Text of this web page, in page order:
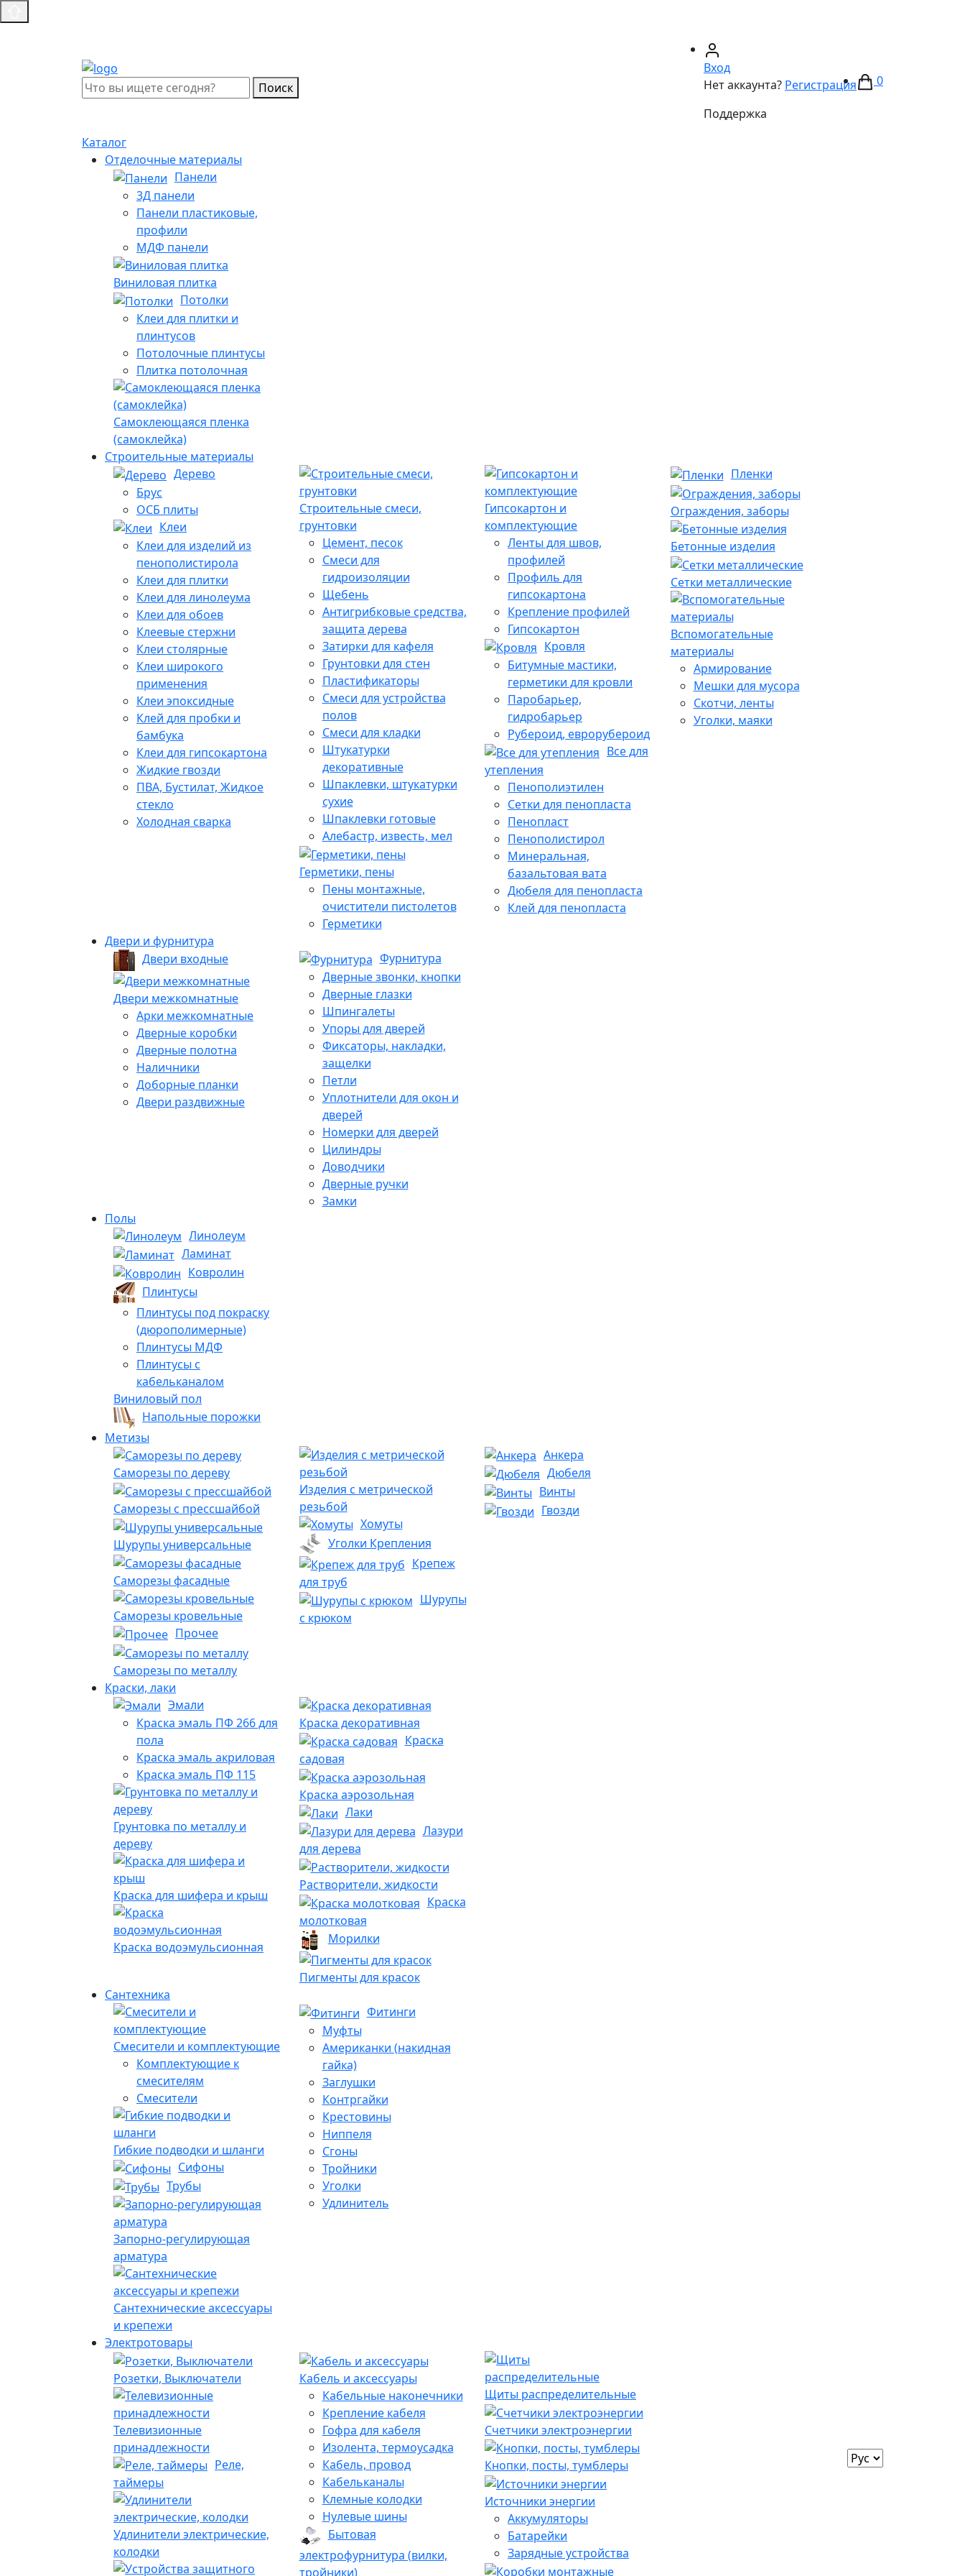
Поиск
Вход
Нет аккаунта? Регистрация
Поддержка
0
Каталог
Отделочные материалы
Панели
3Д панели
Панели пластиковые,
профили
МДФ панели
Виниловая плитка
Потолки
Клеи для плитки и
плинтусов
Потолочные плинтусы
Плитка потолочная
Самоклеющаяся пленка
(самоклейка)
Строительные материалы
Дерево
Брус
ОСБ плиты
Клеи
Клеи для изделий из
пенополистирола
Клеи для плитки
Клеи для линолеума
Клеи для обоев
Клеевые стержни
Клеи столярные
Клеи широкого
применения
Клеи эпоксидные
Клей для пробки и
бамбука
Клеи для гипсокартона
Жидкие гвозди
ПВА, Бустилат, Жидкое
стекло
Холодная сварка
Строительные смеси,
грунтовки
Цемент, песок
Смеси для
гидроизоляции
Щебень
Антигрибковые средства,
защита дерева
Затирки для кафеля
Грунтовки для стен
Пластификаторы
Смеси для устройства
полов
Смеси для кладки
Штукатурки
декоративные
Шпаклевки, штукатурки
сухие
Шпаклевки готовые
Алебастр, известь, мел
Герметики, пены
Пены монтажные,
очистители пистолетов
Герметики
Гипсокартон и
комплектующие
Ленты для швов,
профилей
Профиль для
гипсокартона
Крепление профилей
Гипсокартон
Кровля
Битумные мастики,
герметики для кровли
Паробарьер,
гидробарьер
Рубероид, еврорубероид
Все для
утепления
Пенополиэтилен
Сетки для пенопласта
Пенопласт
Пенополистирол
Минеральная,
базальтовая вата
Дюбеля для пенопласта
Клей для пенопласта
Пленки
Ограждения, заборы
Бетонные изделия
Сетки металлические
Вспомогательные
материалы
Армирование
Мешки для мусора
Скотчи, ленты
Уголки, маяки
Двери и фурнитура
Двери входные
Двери межкомнатные
Арки межкомнатные
Дверные коробки
Дверные полотна
Наличники
Доборные планки
Двери раздвижные
Фурнитура
Дверные звонки, кнопки
Дверные глазки
Шпингалеты
Упоры для дверей
Фиксаторы, накладки,
защелки
Петли
Уплотнители для окон и
дверей
Номерки для дверей
Цилиндры
Доводчики
Дверные ручки
Замки
Полы
Линолеум
Ламинат
Ковролин
Плинтусы
Плинтусы под покраску
(дюрополимерные)
Плинтусы МДФ
Плинтусы с
кабельканалом
Виниловый пол
Напольные порожки
Метизы
Саморезы по дереву
Саморезы с прессшайбой
Шурупы универсальные
Саморезы фасадные
Саморезы кровельные
Прочее
Саморезы по металлу
Изделия с метрической
резьбой
Хомуты
Уголки Крепления
Крепеж
для труб
Шурупы
с крюком
Анкера
Дюбеля
Винты
Гвозди
Краски, лаки
Эмали
Краска эмаль ПФ 266 для
пола
Краска эмаль акриловая
Краска эмаль ПФ 115
Грунтовка по металлу и
дереву
Краска для шифера и крыш
Краска водоэмульсионная
Краска декоративная
Краска
садовая
Краска аэрозольная
Лаки
Лазури
для дерева
Растворители, жидкости
Краска
молотковая
Морилки
Пигменты для красок
Сантехника
Смесители и комплектующие
Комплектующие к
смесителям
Смесители
Гибкие подводки и шланги
Сифоны
Трубы
Запорно-регулирующая
арматура
Сантехнические аксессуары
и крепежи
Фитинги
Муфты
Американки (накидная
гайка)
Заглушки
Контргайки
Крестовины
Ниппеля
Сгоны
Тройники
Уголки
Удлинитель
Электротовары
Розетки, Выключатели
Телевизионные
принадлежности
Реле,
таймеры
Удлинители электрические,
колодки
Кабель и аксессуары
Кабельные наконечники
Крепление кабеля
Гофра для кабеля
Изолента, термоусадка
Кабель, провод
Кабельканалы
Клемные колодки
Нулевые шины
Бытовая
электрофурнитура (вилки,
тройники)
Щиты распределительные
Счетчики электроэнергии
Кнопки, посты, тумблеры
Источники энергии
Аккумуляторы
Батарейки
Зарядные устройства